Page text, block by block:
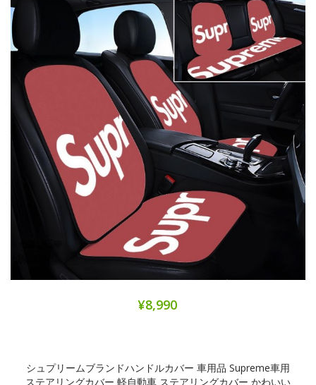
¥8,990
シュプリームブランドハンドルカバー 車用品 Supreme車用
ステアリングカバー 軽自動車 ステアリングカバー かわいい